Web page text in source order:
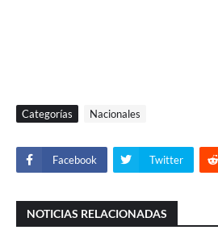
Categorías Nacionales
Facebook Twitter
NOTICIAS RELACIONADAS